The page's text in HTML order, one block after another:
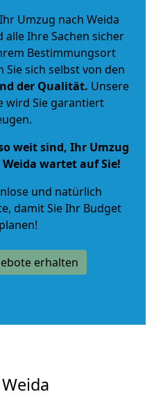
Umzug nach Weida
Ihre Sachen sicher
Bestimmungsort
sich selbst von den
der Qualität. Unsere
wird Sie garantiert
weit sind, Ihr Umzug
wartet auf Sie!
und natürlich
, damit Sie Ihr Budget
erhalten